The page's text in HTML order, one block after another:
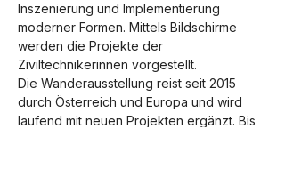
Inszenierung und Implementierung
moderner Formen. Mittels Bildschirme
werden die Projekte der
Ziviltechnikerinnen vorgestellt.
Die Wanderausstellung reist seit 2015
durch Österreich und Europa und wird
laufend mit neuen Projekten ergänzt. Bis